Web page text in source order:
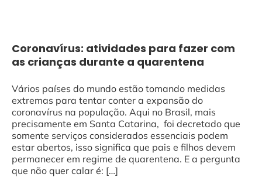
Coronavírus: atividades para fazer com
as crianças durante a quarentena
Vários países do mundo estão tomando medidas
extremas para tentar conter a expansão do
coronavírus na população. Aqui no Brasil, mais
precisamente em Santa Catarina, foi decretado que
somente serviços considerados essenciais podem
estar abertos, isso significa que pais e filhos devem
permanecer em regime de quarentena. E a pergunta
que não quer calar é: […]